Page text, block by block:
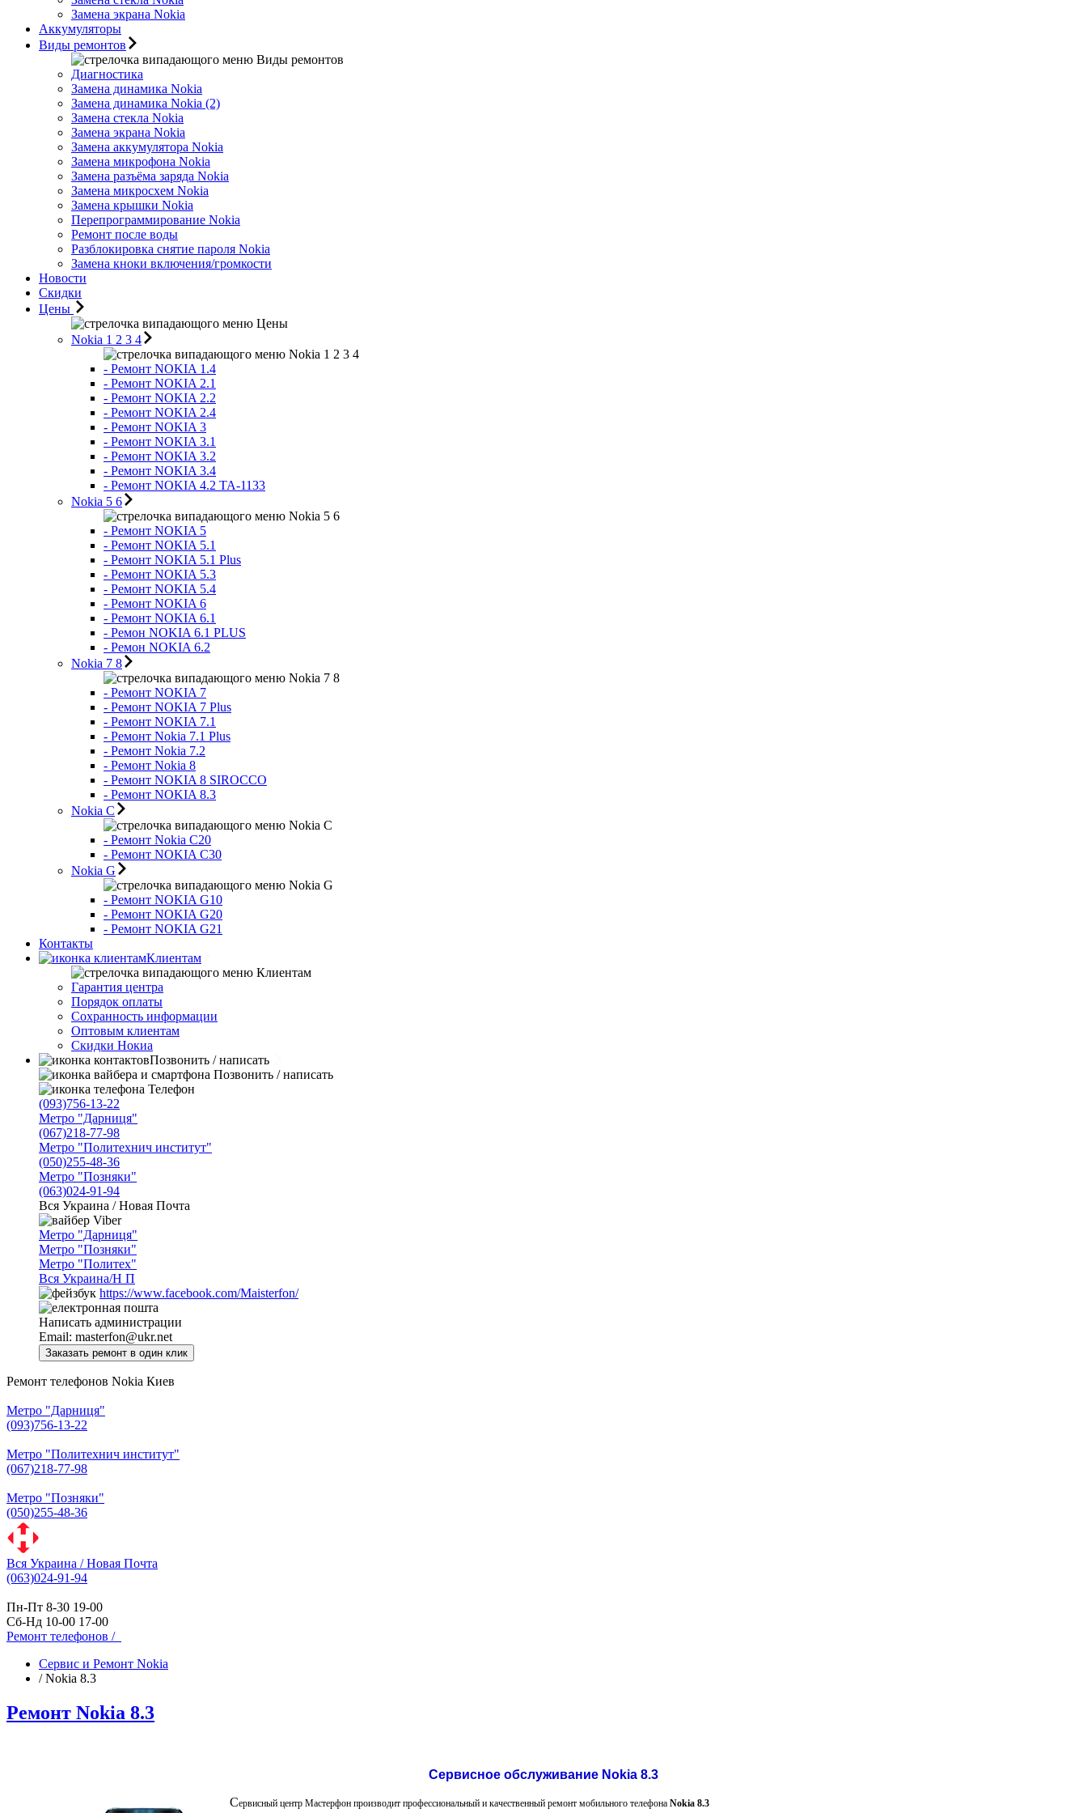
Замена экрана Nokia
Аккумуляторы
Виды ремонтов
Виды ремонтов
Диагностика
Замена динамика Nokia
Замена динамика Nokia (2)
Замена стекла Nokia
Замена экрана Nokia
Замена аккумулятора Nokia
Замена микрофона Nokia
Замена разъёма заряда Nokia
Замена микросхем Nokia
Замена крышки Nokia
Перепрограммирование Nokia
Ремонт после воды
Разблокировка снятие пароля Nokia
Замена кноки включения/громкости
Новости
Скидки
Цены
Цены
Nokia 1 2 3 4
Nokia 1 2 3 4
- Ремонт NOKIA 1.4
- Ремонт NOKIA 2.1
- Ремонт NOKIA 2.2
- Ремонт NOKIA 2.4
- Ремонт NOKIA 3
- Ремонт NOKIA 3.1
- Ремонт NOKIA 3.2
- Ремонт NOKIA 3.4
- Ремонт NOKIA 4.2 TA-1133
Nokia 5 6
Nokia 5 6
- Ремонт NOKIA 5
- Ремонт NOKIA 5.1
- Ремонт NOKIA 5.1 Plus
- Ремонт NOKIA 5.3
- Ремонт NOKIA 5.4
- Ремонт NOKIA 6
- Ремонт NOKIA 6.1
- Ремон NOKIA 6.1 PLUS
- Ремон NOKIA 6.2
Nokia 7 8
Nokia 7 8
- Ремонт NOKIA 7
- Ремонт NOKIA 7 Plus
- Ремонт NOKIA 7.1
- Ремонт Nokia 7.1 Plus
- Ремонт Nokia 7.2
- Ремонт Nokia 8
- Ремонт NOKIA 8 SIROCCO
- Ремонт NOKIA 8.3
Nokia C
Nokia C
- Ремонт Nokia С20
- Ремонт NOKIA C30
Nokia G
Nokia G
- Ремонт NOKIA G10
- Ремонт NOKIA G20
- Ремонт NOKIA G21
Контакты
Клиентам
Клиентам
Гарантия центра
Порядок оплаты
Сохранность информации
Оптовым клиентам
Скидки Нокиа
Позвонить / написать
Позвонить / написать
Телефон
(093)756-13-22
Метро "Дарниця"
(067)218-77-98
Метро "Политехнич институт"
(050)255-48-36
Метро "Позняки"
(063)024-91-94
Вся Украина / Новая Почта
Viber
Метро "Дарниця"
Метро "Позняки"
Метро "Политех"
Вся Украина/Н П
https://www.facebook.com/Maisterfon/
Написать администрации
Email: masterfon@ukr.net
Ремонт телефонов Nokia Киев
Метро "Дарниця"
(093)756-13-22
Метро "Политехнич институт"
(067)218-77-98
Метро "Позняки"
(050)255-48-36
Вся Украина / Новая Почта
(063)024-91-94
Пн-Пт 8-30 19-00
Сб-Нд 10-00 17-00
Ремонт телефонов /
Сервис и Ремонт Nokia
/Nokia 8.3
Ремонт Nokia 8.3
Сервисное обслуживание Nokia 8.3
Сервисный центр Мастерфон производит профессиональный и качественный ремонт мобильного телефона Nokia 8.3